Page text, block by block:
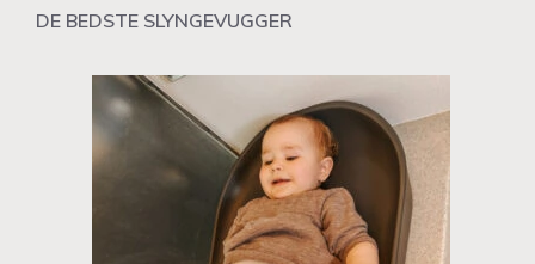
DE BEDSTE SLYNGEVUGGER